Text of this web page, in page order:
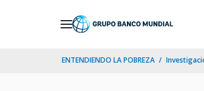
ENTENDIENDO LA POBREZA